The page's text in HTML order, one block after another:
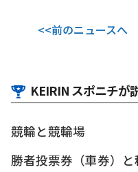
<<前のニュースへ
KEIRIN スポニチが
競輪と競輪場
勝者投票券（車券）と